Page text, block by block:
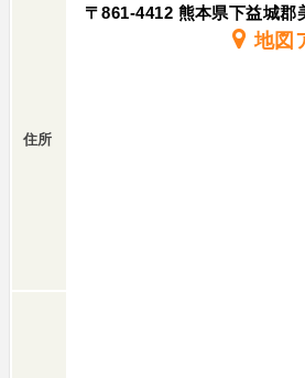
住所
〒861-4412 熊本県下益城郡
地図